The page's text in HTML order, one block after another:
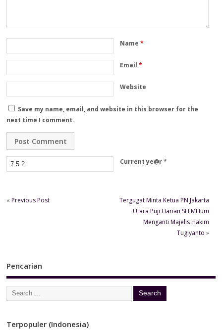
Name*
Email*
Website
Save my name, email, and website in this browser for the
next time I comment.
Current ye@r*
«Previous Post
Tergugat Minta Ketua PN Jakarta
Utara Puji Harian SH,MHum
Menganti Majelis Hakim
Tugiyanto »
Pencarian
Terpopuler (Indonesia)